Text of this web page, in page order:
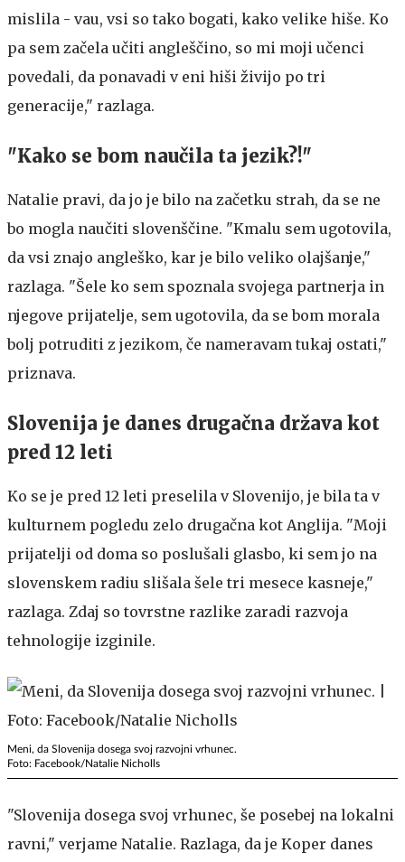
mislila - vau, vsi so tako bogati, kako velike hiše. Ko
pa sem začela učiti angleščino, so mi moji učenci
povedali, da ponavadi v eni hiši živijo po tri
generacije," razlaga.
"Kako se bom naučila ta jezik?!"
Natalie pravi, da jo je bilo na začetku strah, da se ne
bo mogla naučiti slovenščine. "Kmalu sem ugotovila,
da vsi znajo angleško, kar je bilo veliko olajšanje,"
razlaga. "Šele ko sem spoznala svojega partnerja in
njegove prijatelje, sem ugotovila, da se bom morala
bolj potruditi z jezikom, če nameravam tukaj ostati,"
priznava.
Slovenija je danes drugačna država kot
pred 12 leti
Ko se je pred 12 leti preselila v Slovenijo, je bila ta v
kulturnem pogledu zelo drugačna kot Anglija. "Moji
prijatelji od doma so poslušali glasbo, ki sem jo na
slovenskem radiu slišala šele tri mesece kasneje,"
razlaga. Zdaj so tovrstne razlike zaradi razvoja
tehnologije izginile.
Meni, da Slovenija dosega svoj razvojni vrhunec.
Foto: Facebook/Natalie Nicholls
"Slovenija dosega svoj vrhunec, še posebej na lokalni
ravni," verjame Natalie. Razlaga, da je Koper danes